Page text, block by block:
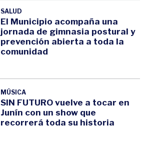
SALUD
El Municipio acompaña una
jornada de gimnasia postural y
prevención abierta a toda la
comunidad
MÚSICA
SIN FUTURO vuelve a tocar en
Junín con un show que
recorrerá toda su historia